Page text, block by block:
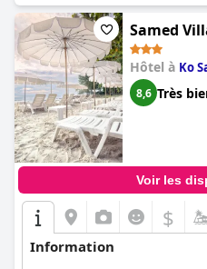
En résumé, leLarissa Samed
hébergements propres,
un excellent emplacement. La
environnement immaculé, d'un
pratique aux zones à la fois
destination idéale pour un
Samet.
Samed
Hôtel à Ko
8,6 Très
Voir les
$
Information